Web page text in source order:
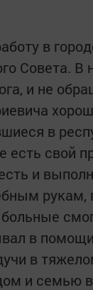
в
Совета.
и не
в
свой
и
рукам,
в
в
и семью